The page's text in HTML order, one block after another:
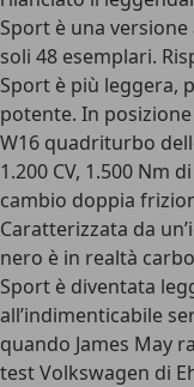
Sport è una
soli 48 esemplari.
Sport è più leggera,
potente. In
W16 quadriturbo
1.200 CV, 1.500 Nm
cambio doppia
Caratterizzata da
nero è in realtà
Sport è diventata
all’indimenticabile
quando James May
test Volkswagen di